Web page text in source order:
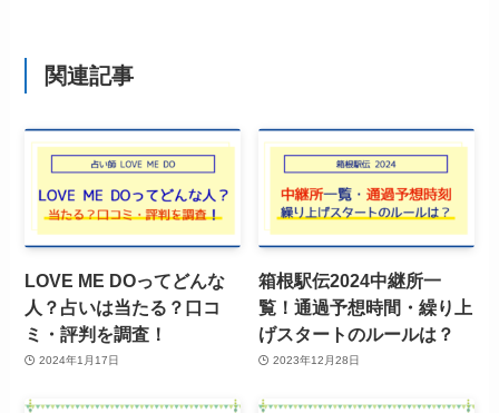
関連記事
LOVE ME DOってどんな
人？占いは当たる？口コ
ミ・評判を調査！
2024年1月17日
箱根駅伝2024中継所一
覧！通過予想時間・繰り上
げスタートのルールは？
2023年12月28日